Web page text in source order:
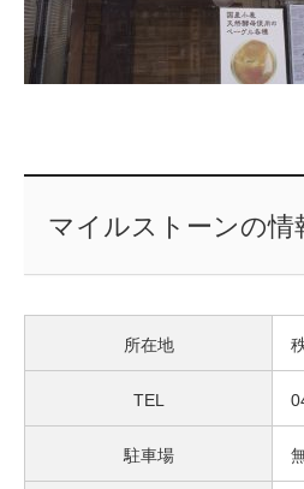
マイルストーンの情
所在地
TEL
駐車場